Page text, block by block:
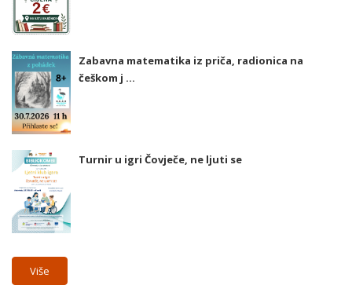
Zabavna matematika iz priča, radionica na
češkom j ...
Turnir u igri Čovječe, ne ljuti se
Više